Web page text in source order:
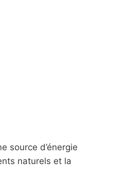
source d’énergie
naturels et la